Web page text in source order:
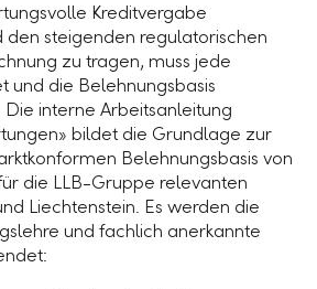
Kreditvergabe
den steigenden regulatorischen
zu tragen, muss jede
und die Belehnungsbasis
interne Arbeitsanleitung
bildet die Grundlage zur
Belehnungsbasis von
die LLB-Gruppe relevanten
Liechtenstein. Es werden die
und fachlich anerkannte